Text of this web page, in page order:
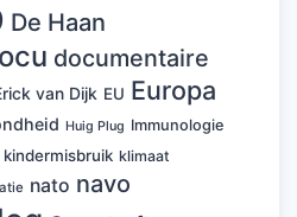
De Haan
documentaire
van Dijk EU Europa
Huig Plug Immunologie
kindermisbruik klimaat
nato navo